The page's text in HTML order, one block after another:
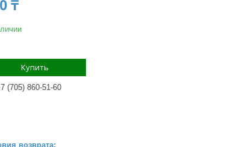
₸
Купить
(705) 860-51-60